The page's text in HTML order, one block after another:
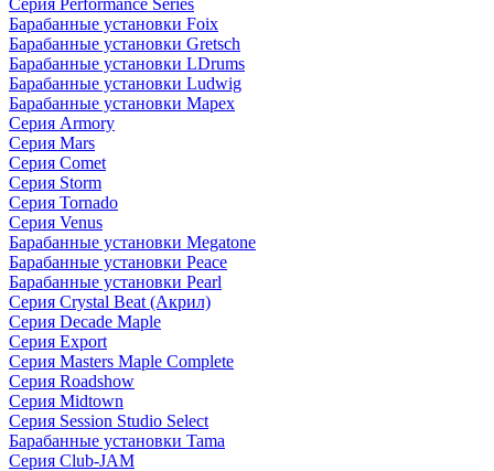
Серия Performance Series
Барабанные установки Foix
Барабанные установки Gretsch
Барабанные установки LDrums
Барабанные установки Ludwig
Барабанные установки Mapex
Серия Armory
Серия Mars
Серия Comet
Серия Storm
Серия Tornado
Серия Venus
Барабанные установки Megatone
Барабанные установки Peace
Барабанные установки Pearl
Серия Crystal Beat (Акрил)
Серия Decade Maple
Серия Export
Серия Masters Maple Complete
Серия Roadshow
Серия Midtown
Серия Session Studio Select
Барабанные установки Tama
Серия Club-JAM